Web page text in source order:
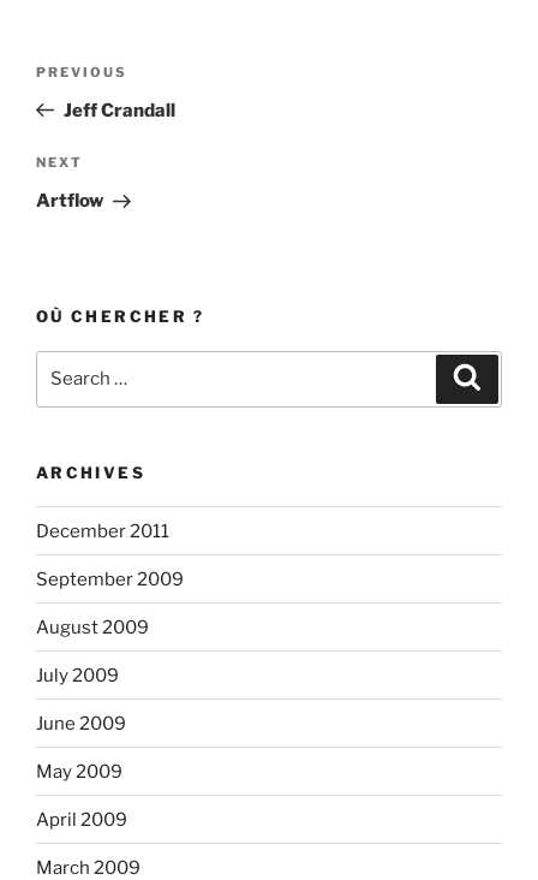
Previous
Post
PREVIOUS
Jeff Crandall
Next
Post
NEXT
Artflow
OÙ CHERCHER ?
ARCHIVES
December 2011
September 2009
August 2009
July 2009
June 2009
May 2009
April 2009
March 2009